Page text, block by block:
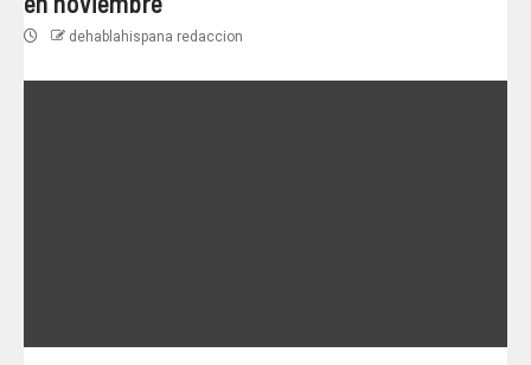
dehablahispana redaccion